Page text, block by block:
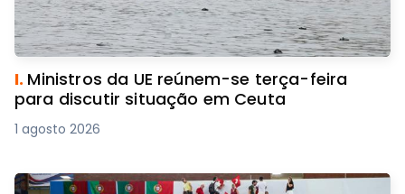
I. Ministros da UE reúnem-se terça-feira
para discutir situação em Ceuta
1 agosto 2026